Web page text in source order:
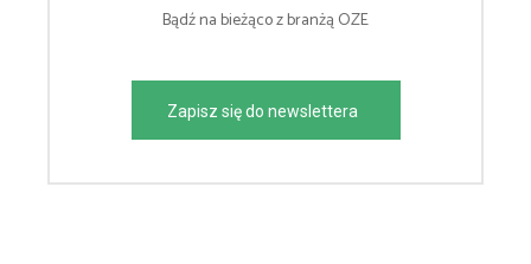
Bądź na bieżąco z branżą OZE
Zapisz się do newslettera